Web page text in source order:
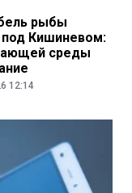
рыбы
Кишиневом:
среды
12:14